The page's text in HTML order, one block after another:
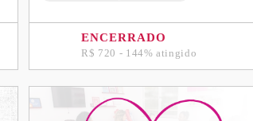
ENCERRADO
R$ 720 - 144% atingido